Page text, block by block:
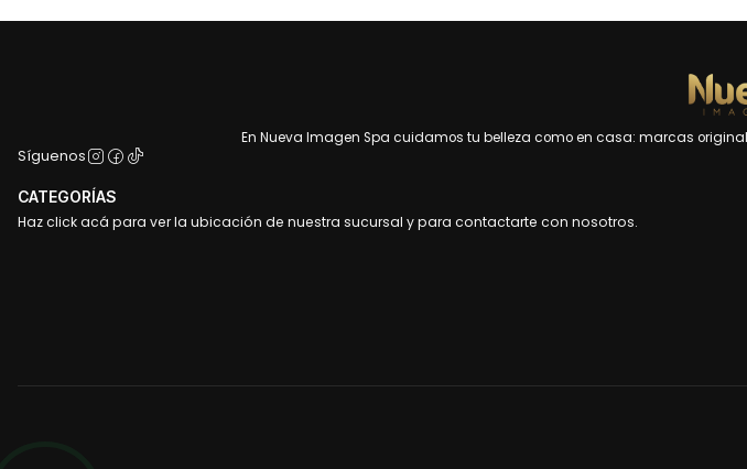
En Nueva Imagen Spa cuidamos tu belleza como en casa: marcas
Síguenos
CATEGORÍAS
Haz click acá para ver la ubicación de nuestra sucursal y para contactarte con nosotros.